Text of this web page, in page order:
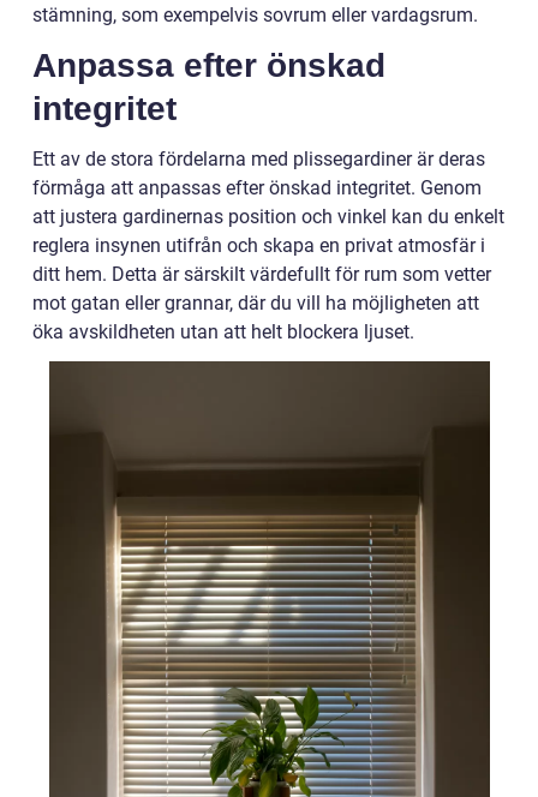
stämning, som exempelvis sovrum eller vardagsrum.
Anpassa efter önskad
integritet
Ett av de stora fördelarna med plissegardiner är deras
förmåga att anpassas efter önskad integritet. Genom
att justera gardinernas position och vinkel kan du enkelt
reglera insynen utifrån och skapa en privat atmosfär i
ditt hem. Detta är särskilt värdefullt för rum som vetter
mot gatan eller grannar, där du vill ha möjligheten att
öka avskildheten utan att helt blockera ljuset.